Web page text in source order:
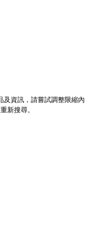
及資訊，請嘗試調整限縮內
新搜尋。